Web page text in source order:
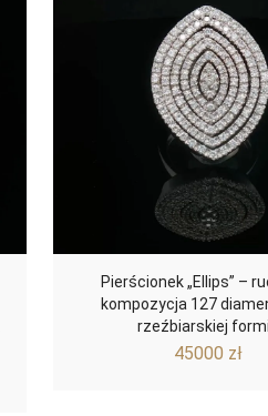
Pierścionek „Ellips” –
kompozycja 127
rzeźbiarskiej
45000 zł